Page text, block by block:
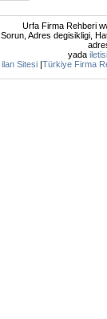
Urfa Firma Rehberi
Adres degisikligi,
yada
Sitesi |Türkiye Firma